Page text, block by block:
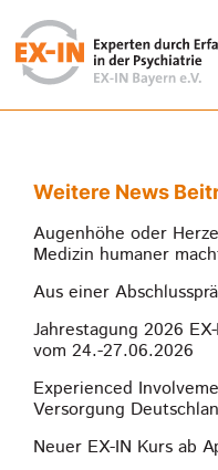
Weitere News
Augenhöhe oder
Medizin humaner
Aus einer
Jahrestagung 2026
vom 24.-27.06.2026
Experienced
Versorgung
Neuer EX-IN Kurs ab